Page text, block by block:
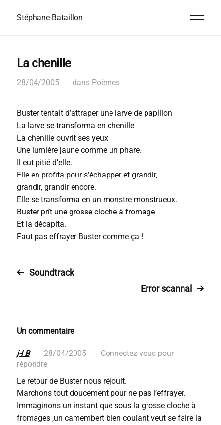
Stéphane Bataillon
La chenille
28/04/2005 dans Poèmes
Buster tentait d’attraper une larve de papillon
La larve se transforma en chenille
La chenille ouvrit ses yeux
Une lumière jaune comme un phare.
Il eut pitié d’elle.
Elle en profita pour s’échapper et grandir,
grandir, grandir encore.
Elle se transforma en un monstre monstrueux.
Buster prît une grosse cloche à fromage
Et la décapita.
Faut pas effrayer Buster comme ça !
Soundtrack
Error scannal
Un commentaire
j-l B 28/04/2005
Connectez-vous pour
répondre
Le retour de Buster nous réjouit.
Marchons tout doucement pour ne pas l’effrayer.
Immaginons un instant que sous la grosse cloche à
fromages ,un camembert bien coulant veut se faire la